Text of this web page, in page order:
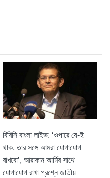
বিবিসি বাংলা লাইভ: ‘ওপারে যে-ই
থাক, তার সঙ্গে আমরা যোগাযোগ
রাখবো’, আরাকান আর্মির সাথে
যোগাযোগ রাখা প্রশ্নে জাতীয়